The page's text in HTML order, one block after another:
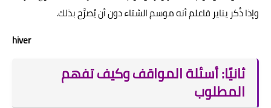
وإذا ذُكر يناير فاعلم أنه موسم الشتاء دون أن يُصرَّح بذلك.
hiver
ثانيًا: أسئلة المواقف وكيف تفهم
المطلوب